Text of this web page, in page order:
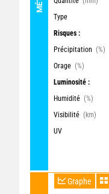
Type
Risques :
Précipitation (%)
Orage (%)
Luminosité :
Humidité (%)
Visibilité (km)
UV
Graphe